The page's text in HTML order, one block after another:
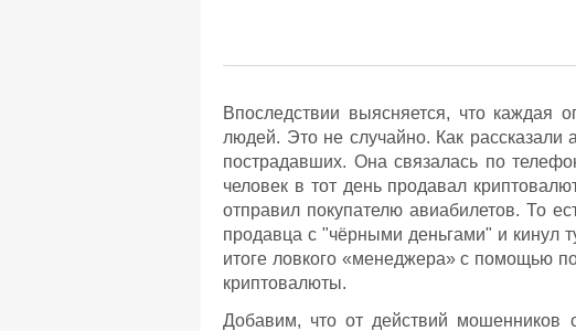
Впоследствии выясняется, что каждая
людей. Это не случайно. Как рассказали
пострадавших. Она связалась по
человек в тот день продавал
отправил покупателю авиабилетов. То
продавца с "чёрными деньгами" и кинул
итоге ловкого «менеджера» с помощью
криптовалюты.
Добавим, что от действий мошенников